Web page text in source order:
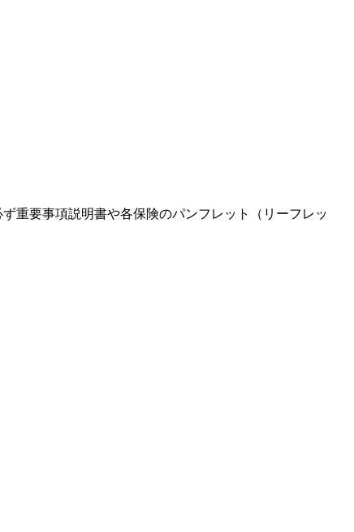
重要事項説明書や各保険のパンフレット（リーフレッ